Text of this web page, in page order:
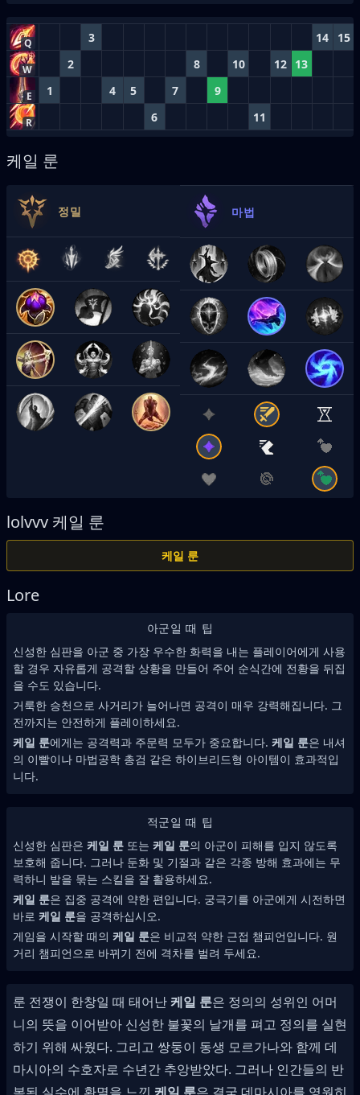
Q 3 14 15
W 2 8 10 12 13
E 1 4 5 7 9
R 6 11
케일 룬
정밀 마법
lolvvv 케일 룬
케일 룬
Lore
아군일 때 팁
신성한 심판을 아군 중 가장 우수한 화력을 내는 플레이어에게 사용
할 경우 자유롭게 공격할 상황을 만들어 주어 순식간에 전황을 뒤집
을 수도 있습니다.
거룩한 승천으로 사거리가 늘어나면 공격이 매우 강력해집니다. 그
전까지는 안전하게 플레이하세요.
케일 룬에게는 공격력과 주문력 모두가 중요합니다. 케일 룬은 내셔
의 이빨이나 마법공학 총검 같은 하이브리드형 아이템이 효과적입
니다.
적군일 때 팁
신성한 심판은 케일 룬 또는 케일 룬의 아군이 피해를 입지 않도록
보호해 줍니다. 그러나 둔화 및 기절과 같은 각종 방해 효과에는 무
력하니 발을 묶는 스킬을 잘 활용하세요.
케일 룬은 집중 공격에 약한 편입니다. 궁극기를 아군에게 시전하면
바로 케일 룬을 공격하십시오.
게임을 시작할 때의 케일 룬은 비교적 약한 근접 챔피언입니다. 원
거리 챔피언으로 바뀌기 전에 격차를 벌려 두세요.
룬 전쟁이 한창일 때 태어난케일 룬은 정의의 성위인 어머
니의 뜻을 이어받아 신성한 불꽃의 날개를 펴고 정의를 실현
하기 위해 싸웠다. 그리고 쌍둥이 동생 모르가나와 함께 데
마시아의 수호자로 수년간 추앙받았다. 그러나 인간들의 반